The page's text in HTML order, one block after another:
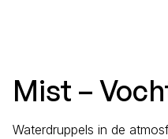
Mist –
Waterdruppels in de